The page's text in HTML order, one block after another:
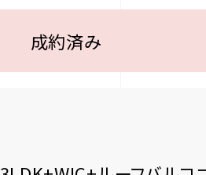
成約済み